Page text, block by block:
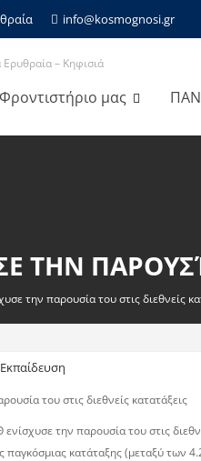
info@kosmognosi.gr
μας
ΤΗΝ
την παρουσία του στις διεθνείς
Εκπαίδευση
ενίσχυσε την παρουσία του στις
παγκόσμιας κατάταξης (μεταξύ των